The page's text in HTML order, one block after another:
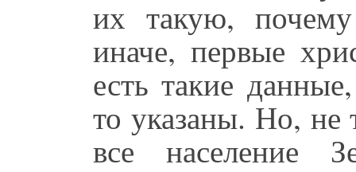
их такую,
иначе, первые
есть такие
то указаны. Но, не
все население